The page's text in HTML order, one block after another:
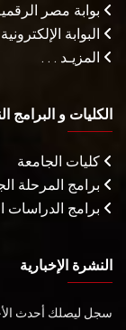
بوابة مصر
البوابة
المزيـد . . .
الكليات و البرامج
كليات الجامعة
برامج المرحلة
برامج الدراسات
النشرة الإخبارية
سجل ليصلك أحدث